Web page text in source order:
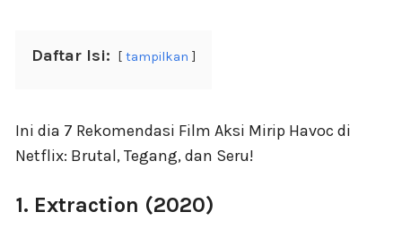
Daftar Isi: tampilkan
Ini dia 7 Rekomendasi Film Aksi Mirip Havoc di
Netflix: Brutal, Tegang, dan Seru!
1. Extraction (2020)